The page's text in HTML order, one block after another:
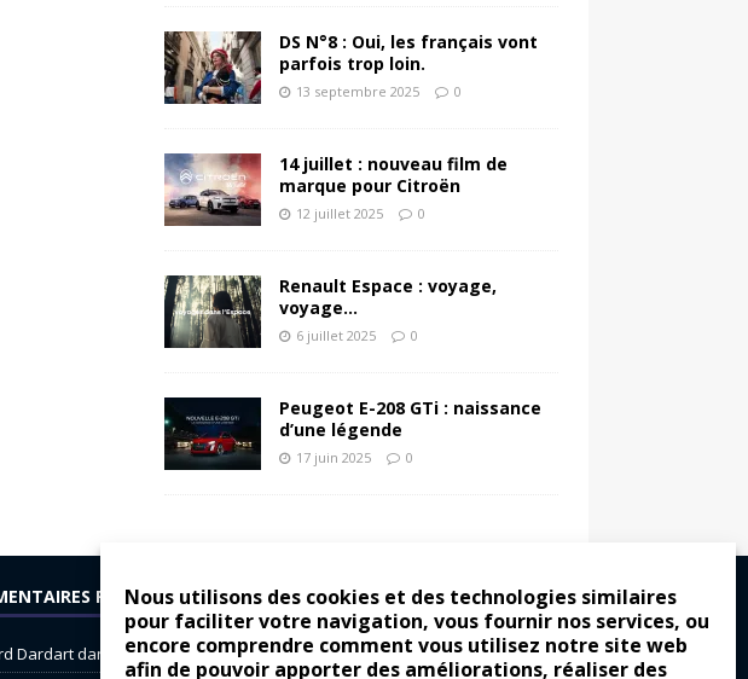
Nous utilisons des cookies et des technologies similaires
pour faciliter votre navigation, vous fournir nos services, ou
encore comprendre comment vous utilisez notre site web
afin de pouvoir apporter des améliorations, réaliser des
DS N°8 : Oui, les français vont
parfois trop loin.
13 septembre 2025 0
14 juillet : nouveau film de
marque pour Citroën
12 juillet 2025 0
Renault Espace : voyage,
voyage…
6 juillet 2025 0
Peugeot E-208 GTi : naissance
d’une légende
17 juin 2025 0
RÉCENTS
Dardartdans Dacia Sandero : pour les gens vrais